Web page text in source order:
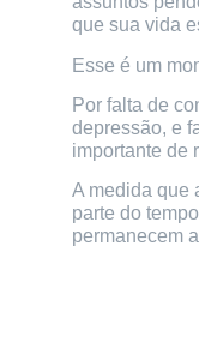
que sua vida
Esse é um
Por falta de
depressão, e
importante de
A medida que
parte do
permanecem